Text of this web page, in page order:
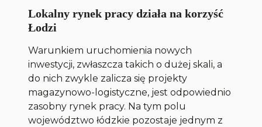
Lokalny rynek pracy działa na korzyść
Łodzi
Warunkiem uruchomienia nowych
inwestycji, zwłaszcza takich o dużej skali, a
do nich zwykle zalicza się projekty
magazynowo-logistyczne, jest odpowiednio
zasobny rynek pracy. Na tym polu
województwo łódzkie pozostaje jednym z